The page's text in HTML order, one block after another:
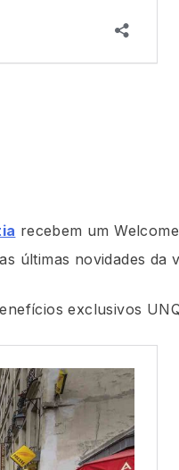
recebem um
últimas novidades da
exclusivos